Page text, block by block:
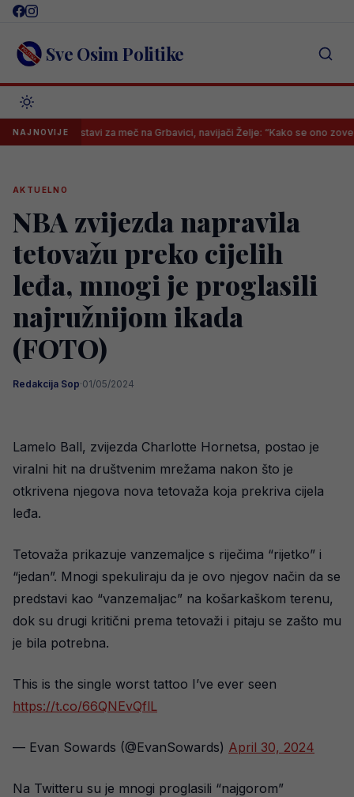
Skip
content Sve Osim Politike
NAJNOVIJE
sastavi za meč na Grbavici, navijači Želje: “Kako se ono zove trener,
AKTUELNO
NBA zvijezda napravila
tetovažu preko cijelih
leđa, mnogi je proglasili
najružnijom ikada
(FOTO)
Redakcija Sop·01/05/2024
Lamelo Ball, zvijezda Charlotte Hornetsa, postao je
viralni hit na društvenim mrežama nakon što je
otkrivena njegova nova tetovaža koja prekriva cijela
leđa.
Tetovaža prikazuje vanzemaljce s riječima “rijetko” i
“jedan”. Mnogi spekuliraju da je ovo njegov način da se
predstavi kao “vanzemaljac” na košarkaškom terenu,
dok su drugi kritični prema tetovaži i pitaju se zašto mu
je bila potrebna.
This is the single worst tattoo I’ve ever seen
https://t.co/66QNEvQflL
— Evan Sowards (@EvanSowards) April 30, 2024
Na Twitteru su je mnogi proglasili “najgorom”